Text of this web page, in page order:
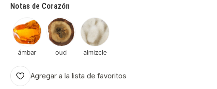
Notas de Corazón
ámbar oud almizcle
Agregar a la lista de favoritos